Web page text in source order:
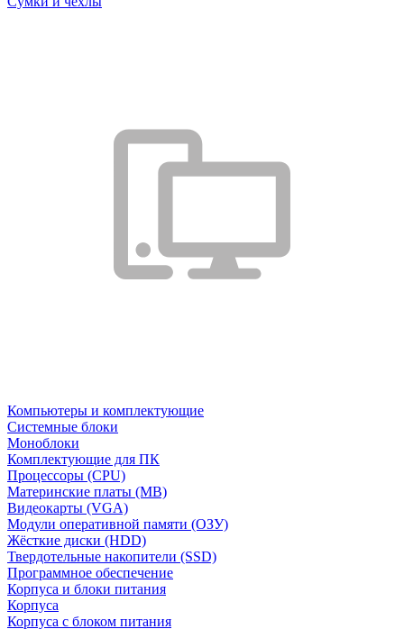
Компьютеры и комплектующие
Системные блоки
Моноблоки
Комплектующие для ПК
Процессоры (CPU)
Материнские платы (MB)
Видеокарты (VGA)
Модули оперативной памяти (ОЗУ)
Жёсткие диски (HDD)
Твердотельные накопители (SSD)
Программное обеспечение
Корпуса и блоки питания
Корпуса
Корпуса с блоком питания